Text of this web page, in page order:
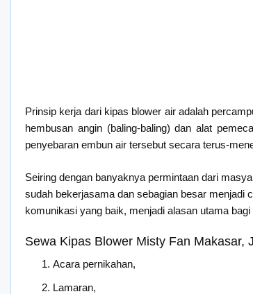
Prinsip kerja dari kipas blower air adalah
hembusan angin (baling-baling) dan alat
penyebaran embun air tersebut secara terus-
Seiring dengan banyaknya permintaan dari
sudah bekerjasama dan sebagian besar menjadi
komunikasi yang baik, menjadi alasan utama
Sewa Kipas Blower Misty Fan Makasar,
Acara pernikahan,
Lamaran,